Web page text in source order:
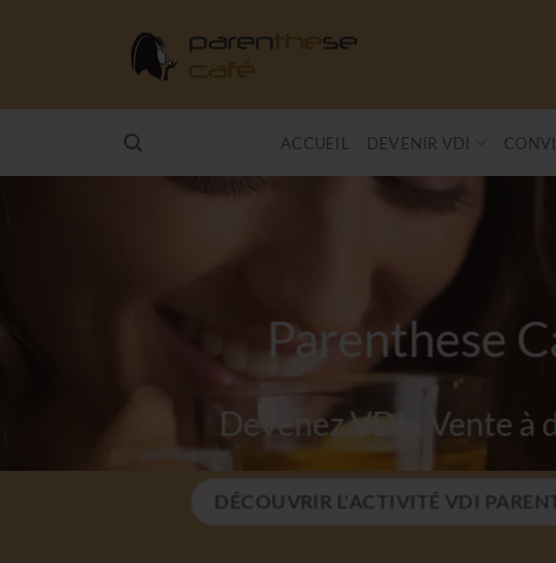
ACCUEIL DEVENIR VDI